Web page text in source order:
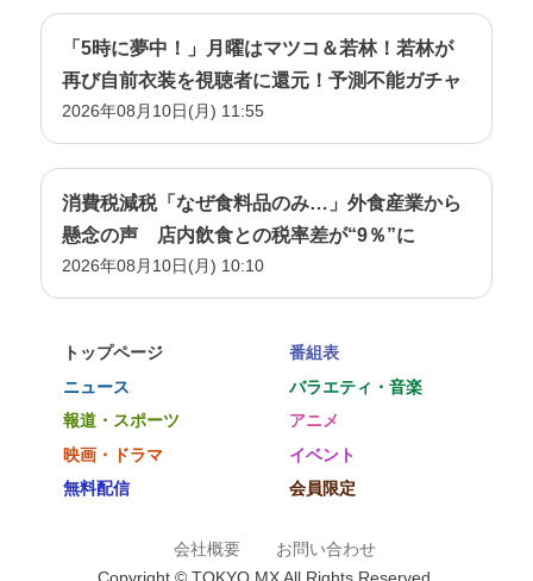
「5時に夢中！」月曜はマツコ＆若林！若林が
再び自前衣装を視聴者に還元！予測不能ガチャ
2026年08月10日(月) 11:55
消費税減税「なぜ食料品のみ…」外食産業から
懸念の声 店内飲食との税率差が“9％”に
2026年08月10日(月) 10:10
トップページ
番組表
ニュース
バラエティ・音楽
報道・スポーツ
アニメ
映画・ドラマ
イベント
無料配信
会員限定
会社概要
お問い合わせ